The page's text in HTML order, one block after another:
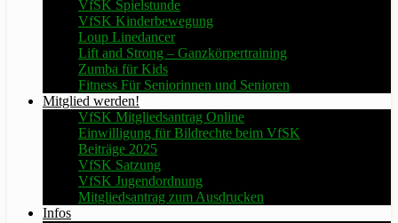
VfSK Spielstunde
VfSK Kinderbewegung
Loup Linedancer
Lift and Strong – Ganzkörpertraining
Zumba für Kids
Fitness Für Seniorinnen und Senioren
Mitglied werden!
VfSK Mitgliedsantrag Online
Einwilligung für Bildrechte beim VfSK
Beiträge 2025
VfSK Satzung
VfSK Jugendordnung
Mitgliedsantrag zum Ausdrucken
Infos